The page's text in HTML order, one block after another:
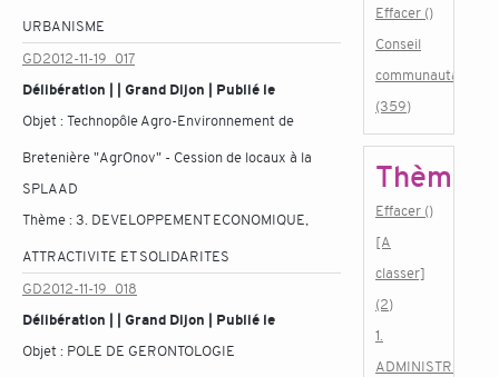
URBANISME
GD2012-11-19_017
Délibération | | Grand Dijon | Publié le
Objet :Technopôle Agro-Environnement de
Bretenière "AgrOnov" - Cession de locaux à la
SPLAAD
Thème :3. DEVELOPPEMENT ECONOMIQUE,
ATTRACTIVITE ET SOLIDARITES
GD2012-11-19_018
Délibération | | Grand Dijon | Publié le
Objet : POLE DE GERONTOLOGIE
Effacer ()
Conseil
communautaire
(359)
Thème
Effacer ()
[A
classer]
(2)
1.
ADMINISTRATION